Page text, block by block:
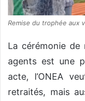
Remise du trophée aux
La cérémonie de
agents est une
acte, l’ONEA
retraités, mais